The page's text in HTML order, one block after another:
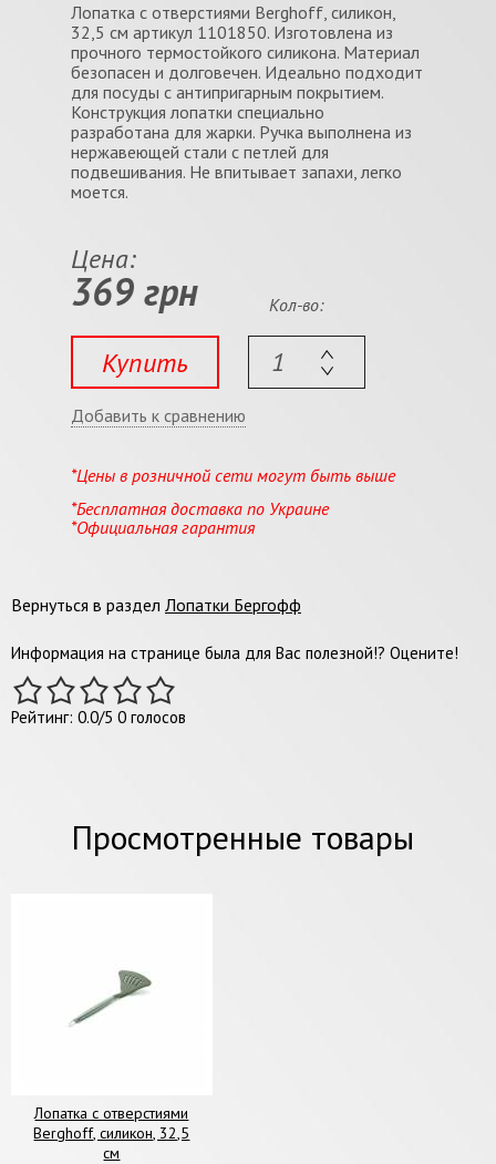
Лопатка c отверстиями Berghoff, силикон,
32,5 см артикул 1101850. Изготовлена из
прочного термостойкого силикона. Материал
безопасен и долговечен. Идеально подходит
для посуды с антипригарным покрытием.
Конструкция лопатки специально
разработана для жарки. Ручка выполнена из
нержавеющей стали с петлей для
подвешивания. Не впитывает запахи, легко
моется.
Цена:
369 грн
Купить
Кол-во:
Добавить к сравнению
*Цены в розничной сети могут быть выше
*Бесплатная доставка по Украине
*Официальная гарантия
Вернуться в раздел Лопатки Бергофф
Информация на странице была для Вас полезной!? Оцените!
Рейтинг: 0.0/5 0 голосов
Просмотренные товары
Лопатка c отверстиями
Berghoff, силикон, 32,5
см